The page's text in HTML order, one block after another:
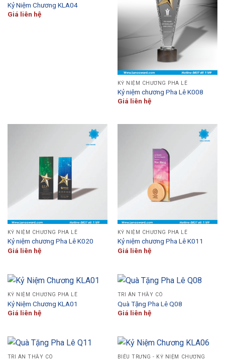
Kỷ Niệm Chương KLA04
Giá liên hệ
KỶ NIỆM CHƯƠNG PHA LÊ
Kỷ niệm chương Pha Lê K008
Giá liên hệ
KỶ NIỆM CHƯƠNG PHA LÊ
Kỷ niệm chương Pha Lê K020
Giá liên hệ
KỶ NIỆM CHƯƠNG PHA LÊ
Kỷ niệm chương Pha Lê K011
Giá liên hệ
KỶ NIỆM CHƯƠNG PHA LÊ
Kỷ Niệm Chương KLA01
Giá liên hệ
TRI ÂN THẦY CÔ
Quà Tặng Pha Lê Q08
Giá liên hệ
TRI ÂN THẦY CÔ BIỂU TRƯNG - KỶ NIỆM CHƯƠNG